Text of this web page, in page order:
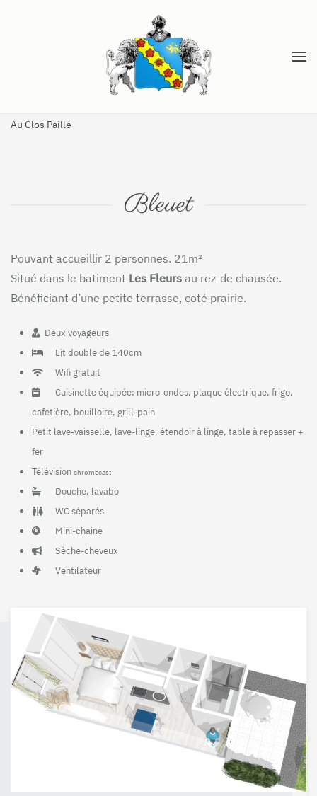
Accéder au contenu principal
Au Clos Paillé
Bleuet
Pouvant accueillir 2 personnes. 21m²
Situé dans le batiment Les Fleurs au rez-de chausée.
Bénéficiant d’une petite terrasse, coté prairie.
Deux voyageurs
Lit double de 140cm
Wifi gratuit
Cuisinette équipée: micro-ondes, plaque électrique, frigo,
cafetière, bouilloire, grill-pain
Petit lave-vaisselle, lave-linge, étendoir à linge, table à repasser +
fer
Télévision chromecast
Douche, lavabo
WC séparés
Mini-chaine
Sèche-cheveux
Ventilateur